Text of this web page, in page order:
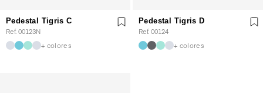
Pedestal Tigris C
Ref. 00123N
+ colores
Pedestal Tigris D
Ref. 00124
+ colores